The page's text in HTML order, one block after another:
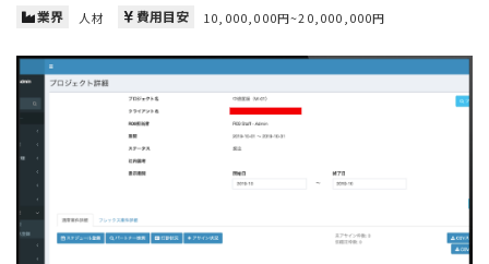
業界 人材 費用目安 10,000,000円~20,000,000円